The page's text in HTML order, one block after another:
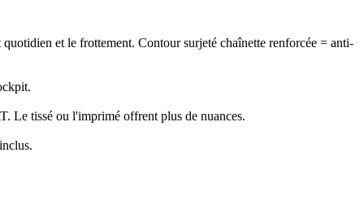
et le frottement. Contour surjeté chaînette renforcée = anti-
Le tissé ou l'imprimé offrent plus de nuances.